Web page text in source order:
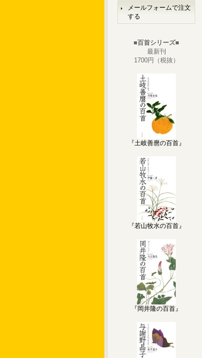
メールフォームで注文
する
■百首シリーズ■
最新刊
1700円（税抜）
『土岐善麿の百首』
『若山牧水の百首』
『岡井隆の百首』